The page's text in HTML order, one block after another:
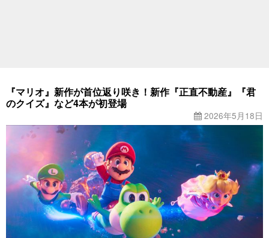
『マリオ』新作が首位返り咲き！新作『正直不動産』『君
のクイズ』など4本が初登場
2026年5月18日